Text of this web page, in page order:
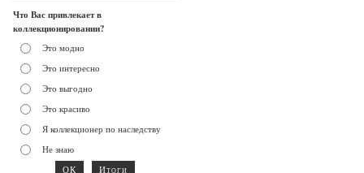
Что Вас привлекает в
коллекционировании?
Это модно
Это интересно
Это выгодно
Это красиво
Я коллекционер по наследству
Не знаю